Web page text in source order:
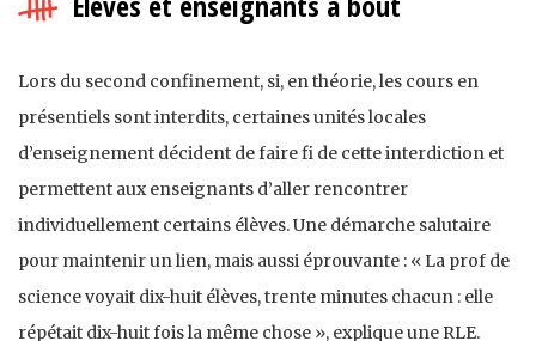
Lors du second confinement, si, en théorie, les cours en
présentiels sont interdits, certaines unités locales
d’enseignement décident de faire fi de cette interdiction et
permettent aux enseignants d’aller rencontrer
individuellement certains élèves. Une démarche salutaire
pour maintenir un lien, mais aussi éprouvante : « La prof de
science voyait dix-huit élèves, trente minutes chacun : elle
répétait dix-huit fois la même chose », explique une RLE.